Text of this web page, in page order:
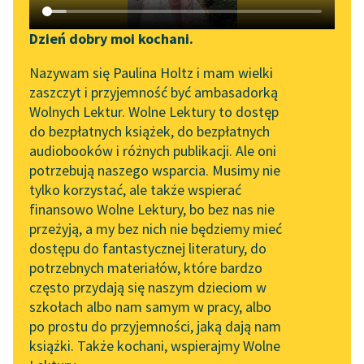
Katalog DAISY
Podkasty o książkach
Zgłoś brak utworu
Aktualności
„Prokurator Alicja Horn”
do słuchania
Byliśmy częścią AI Impact
Lab
Zapraszamy na spotkanie
online z tłumaczkami
literatury skandynawskiej
Spotkanie z Katarzyną
Tunkiel w Oslo
102. lata temu zmarł
Joseph Conrad
Narzędzia
Mapa Wolnych Lektur
Leśmianator
Przewodnik dla piszących i
czytających
API
OAI-PMH
Widget Wolnych Lektur
Przypisy
Dzień dobry moi kochani.
Nazywam się Paulina Holtz i mam wielki
zaszczyt i przyjemność być ambasadorką
Wolnych Lektur. Wolne Lektury to dostęp
do bezpłatnych książek, do bezpłatnych
audiobooków i różnych publikacji. Ale oni
potrzebują naszego wsparcia. Musimy nie
tylko korzystać, ale także wspierać
finansowo Wolne Lektury, bo bez nas nie
przeżyją, a my bez nich nie będziemy mieć
dostępu do fantastycznej literatury, do
potrzebnych materiałów, które bardzo
często przydają się naszym dzieciom w
szkołach albo nam samym w pracy, albo
po prostu do przyjemności, jaką dają nam
książki. Także kochani, wspierajmy Wolne
pobierz książkę
czytaj online
Emil Blondet, francuski dziennikarz, opowiada historię
Wiktoryna, bratanka arystokratki, w której kiedyś był
zakochany.
Wiktoryn nie miał matki, ale przez ciotkę i ojca był